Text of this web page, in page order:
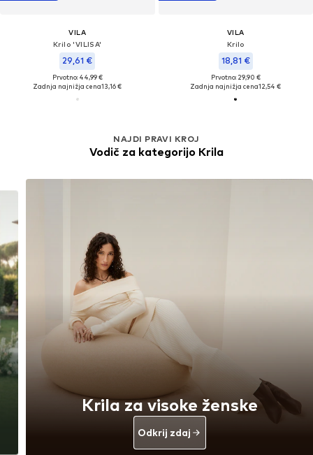
VILA
Krilo 'VILISA'
29,61 €
Prvotno: 44,99 €
Zadnja najnižja cena13,16 €
VILA
Krilo
18,81 €
Prvotno: 29,90 €
Zadnja najnižja cena12,54 €
NAJDI PRAVI KROJ
Vodič za kategorijo Krila
Krila za visoke ženske
Odkrij zdaj